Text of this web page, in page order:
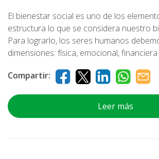
El bienestar social es uno de los
estructura lo que se considera nuestro
Para lograrlo, los seres humanos
dimensiones: física, emocional, financiera
Compartir:
Leer más